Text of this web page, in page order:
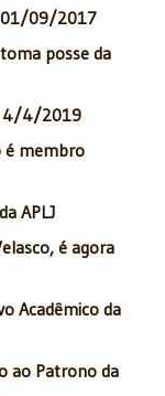
01/09/2017
posse da
4/4/2019
é membro
APLJ
é agora
Acadêmico da
ao Patrono da